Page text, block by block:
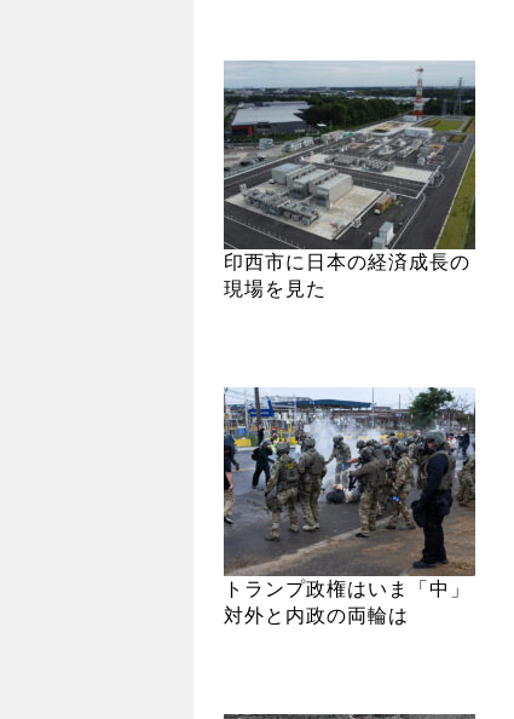
印西市に日本の経済成長の
現場を見た
トランプ政権はいま「中」
対外と内政の両輪は